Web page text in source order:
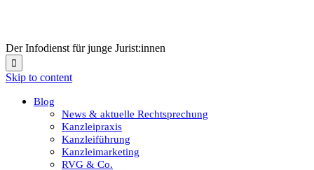
Der Infodienst für junge Jurist:innen

Skip to content
Blog
News & aktuelle Rechtsprechung
Kanzleipraxis
Kanzleiführung
Kanzleimarketing
RVG & Co.